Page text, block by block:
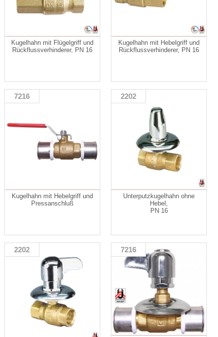
Kugelhahn mit Flügelgriff und
Rückflussverhinderer, PN 16
Kugelhahn mit Hebelgriff und
Rückflussverhinderer, PN 16
7216
Kugelhahn mit Hebelgriff und
Pressanschluß
2202
Unterputzkugelhahn ohne
Hebel,
PN 16
2202 7216